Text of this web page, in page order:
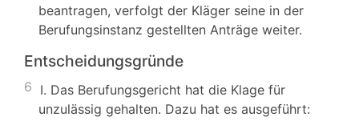
beantragen, verfolgt der Kläger seine in der
Berufungsinstanz gestellten Anträge weiter.
Entscheidungsgründe
6 I. Das Berufungsgericht hat die Klage für
unzulässig gehalten. Dazu hat es ausgeführt: